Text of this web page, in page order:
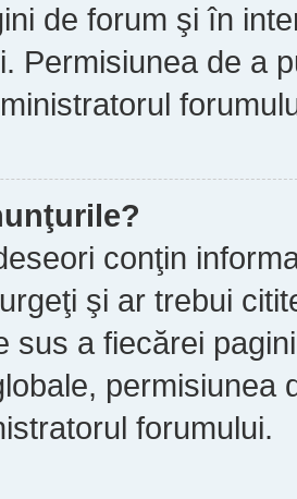
de forum şi în
Permisiunea de a
conţin
şi ar trebui
sus a fiecărei
permisiunea
forumului.